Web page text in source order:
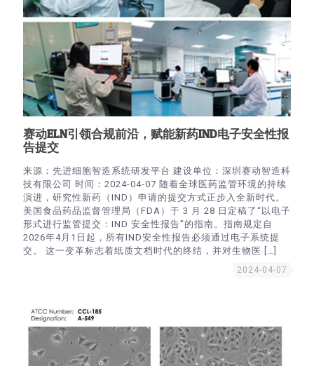
2024-04-07
赛动ELN引领合规前沿，赋能新药IND电子安全性报
告提交
来源：先进细胞智造系统研发平台 建设单位：深圳赛动智造科
技有限公司 时间：2024-04-07 随着全球医药监管环境的持续
演进，研究性新药（IND）申请的提交方式正步入全新时代。
美国食品药品监督管理局（FDA）于 3 月 28 日定稿了“以电子
形式进行监管提交：IND 安全性报告”的指南。指南规定自
2026年4月1日起，所有IND安全性报告必须通过电子系统提
交。 这一变革标志着纸质文档时代的终结，并对生物医 […]